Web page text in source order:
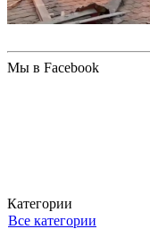
Мы в Facebook
Категории
Все категории